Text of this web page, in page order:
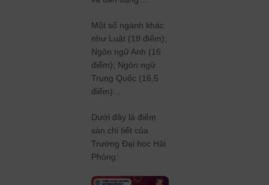
Một số ngành khác
như Luật (18 điểm);
Ngôn ngữ Anh (16
điểm); Ngôn ngữ
Trung Quốc (16,5
điểm)…
Dưới đây là điểm
sàn chi tiết của
Trường Đại học Hải
Phòng: